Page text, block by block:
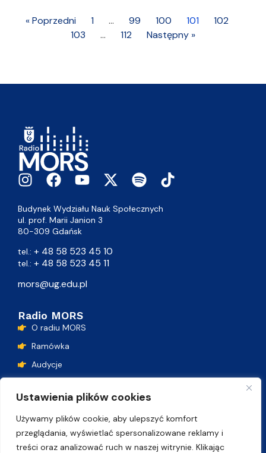
Ustawienia plików cookies
Używamy plików cookie, aby ulepszyć komfort
przeglądania, wyświetlać spersonalizowane reklamy i
treści oraz analizować ruch w naszej witrynie. Klikając
« Poprzedni 1 … 99 100 101
102
103
… 112 Następny »
Budynek Wydziału Nauk Społecznych
ul. prof. Marii Janion 3
80-309 Gdańsk
tel.: + 48 58 523 45 10
tel.: + 48 58 523 45 11
mors@ug.edu.pl
Radio MORS
O radiu MORS
Ramówka
Audycje
Lista przebojów
Kontakt